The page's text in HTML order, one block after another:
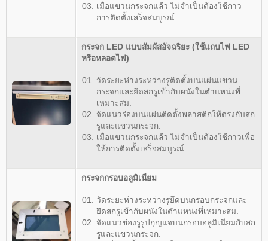
เมื่อแขวนกระจกแล้ว ไม่จำเป็นต้องใช้กาว
การติดตั้งเสร็จสมบูรณ์.
กระจก LED แบบสัมผัสอัจฉริยะ (ใช้แถบไฟ LED
หรือหลอดไฟ)
วัดระยะห่างระหว่างรูติดตั้งบนแผ่นแขวน
กระจกและยึดสกรูเข้ากับผนังในตำแหน่งที่
เหมาะสม.
จัดแนวร่องบนแผ่นติดตั้งพลาสติกให้ตรงกับสก
รูและแขวนกระจก.
เมื่อแขวนกระจกแล้ว ไม่จำเป็นต้องใช้กาวเพื่อ
ให้การติดตั้งเสร็จสมบูรณ์.
กระจกกรอบอลูมิเนียม
วัดระยะห่างระหว่างรูยึดบนกรอบกระจกและ
ยึดสกรูเข้ากับผนังในตำแหน่งที่เหมาะสม.
จัดแนวช่องรูรูปกุญแจบนกรอบอลูมิเนียมกับสก
รูและแขวนกระจก.